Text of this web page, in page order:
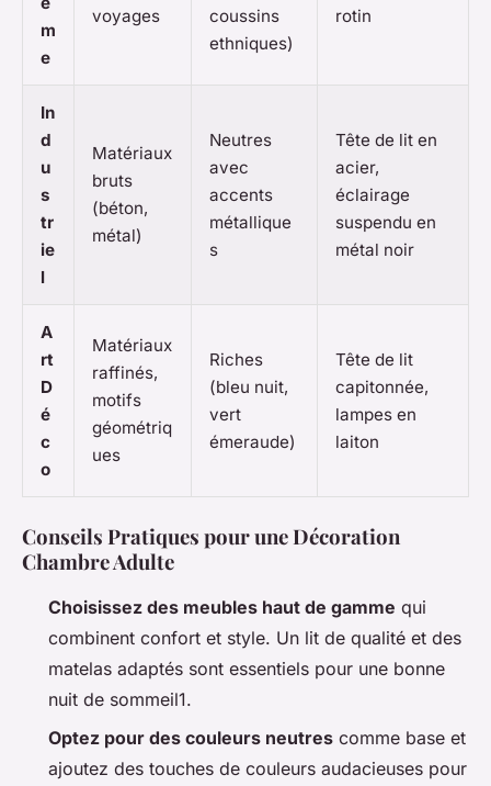
m
e
voyages
coussins
ethniques)
rotin
In
d
u
s
tr
ie
l
Matériaux
bruts
(béton,
métal)
Neutres
avec
accents
métallique
s
Tête de lit en
acier,
éclairage
suspendu en
métal noir
A
rt
D
é
c
o
Matériaux
raffinés,
motifs
géométriq
ues
Riches
(bleu nuit,
vert
émeraude)
Tête de lit
capitonnée,
lampes en
laiton
Conseils Pratiques pour une Décoration
Chambre Adulte
Choisissez des meubles haut de gamme qui
combinent confort et style. Un lit de qualité et des
matelas adaptés sont essentiels pour une bonne
nuit de sommeil1.
Optez pour des couleurs neutres comme base et
ajoutez des touches de couleurs audacieuses pour